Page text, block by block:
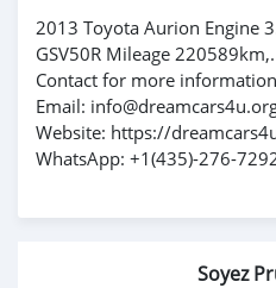
2013 Toyota Aurion Engine
GSV50R Mileage 220589km,.
Contact for more
Email:
Website: https://
WhatsApp: +1(435)-276-
Soyez